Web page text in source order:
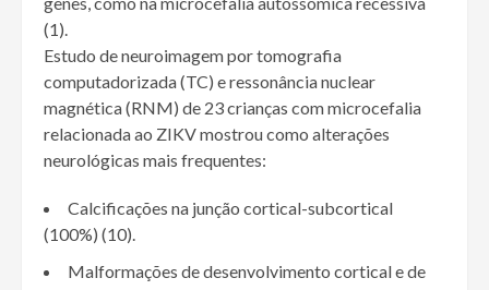
(1).
Estudo de neuroimagem por tomografia
computadorizada (TC) e ressonância nuclear
magnética (RNM) de 23 crianças com microcefalia
relacionada ao ZIKV mostrou como alterações
neurológicas mais frequentes:
Calcificações na junção cortical-subcortical
(100%) (10).
Malformações de desenvolvimento cortical e de